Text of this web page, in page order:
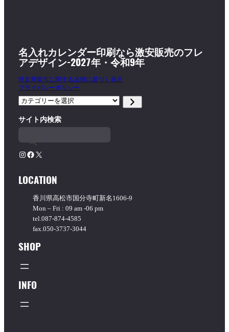
名入れカレンダー印刷なら激安販売のフレ
アデザイン-2027年・令和9年
特定商取引に関する法律に基づく表示
プライバシーポリシー
カ
ゴ
ー
を
サイト内検索
Instagram Facebook X
LOCATION
香川県高松市国分寺町新名1606-9
Mon – Fri : 09 am -06 pm
tel.087-874-4585
fax.050-3737-3044
SHOP
INFO